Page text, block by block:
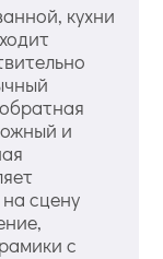
кухни
и
сцену
с